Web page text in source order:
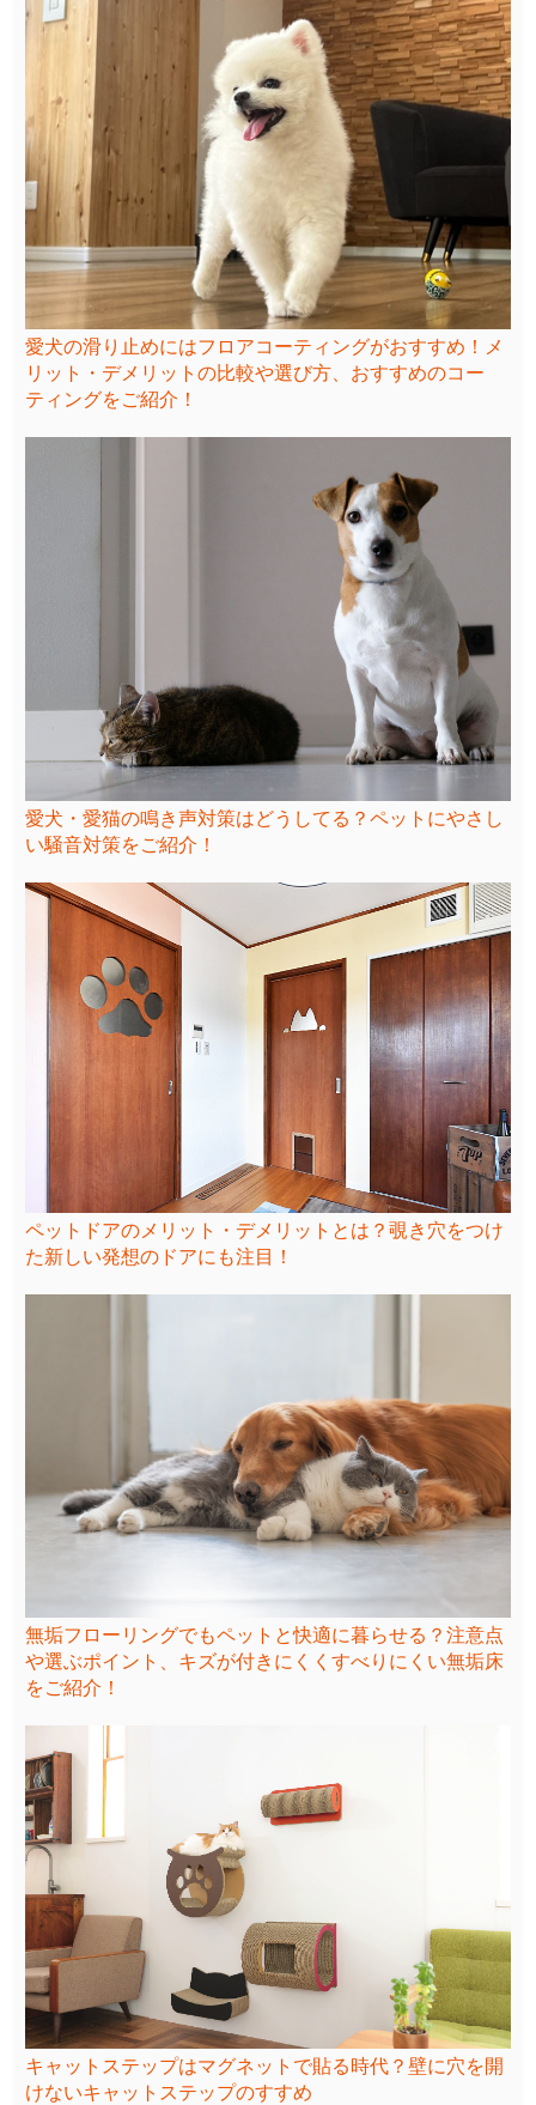
愛犬の滑り止めにはフロアコーティングがおすすめ！メ
リット・デメリットの比較や選び方、おすすめのコー
ティングをご紹介！
愛犬・愛猫の鳴き声対策はどうしてる？ペットにやさし
い騒音対策をご紹介！
ペットドアのメリット・デメリットとは？覗き穴をつけ
た新しい発想のドアにも注目！
無垢フローリングでもペットと快適に暮らせる？注意点
や選ぶポイント、キズが付きにくくすべりにくい無垢床
をご紹介！
キャットステップはマグネットで貼る時代？壁に穴を開
けないキャットステップのすすめ